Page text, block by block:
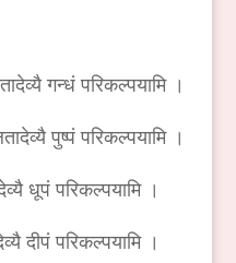
गन्धं परिकल्पयामि ।
पुष्पं परिकल्पयामि ।
धूपं परिकल्पयामि ।
दीपं परिकल्पयामि ।